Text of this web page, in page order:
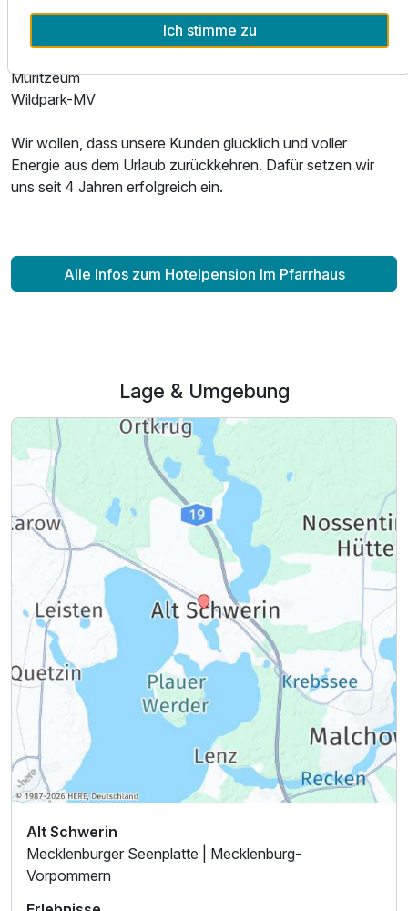
Affenwald mit Sommerrodelbahn
Müritzeum
Wildpark-MV
Wir wollen, dass unsere Kunden glücklich und voller
Energie aus dem Urlaub zurückkehren. Dafür setzen wir
uns seit 4 Jahren erfolgreich ein.
Alle Infos zum Hotelpension Im Pfarrhaus
Lage & Umgebung
Alt Schwerin
Mecklenburger Seenplatte | Mecklenburg-
Vorpommern
Ich stimme zu